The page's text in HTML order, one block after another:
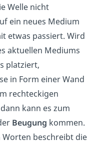
Welle nicht
ein neues Medium
etwas passiert. Wird
aktuellen Mediums
platziert,
in Form einer Wand
rechteckigen
kann es zum
Beugung kommen.
Worten beschreibt die